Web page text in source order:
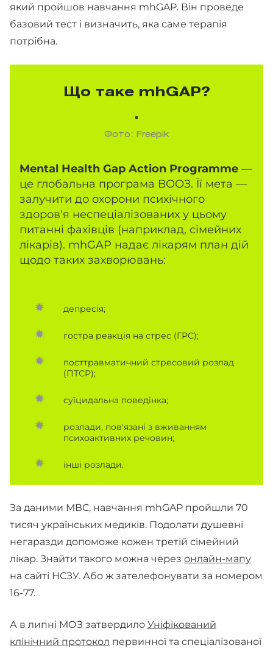
який пройшов навчання mhGAP. Він проведе
базовий тест і визначить, яка саме терапія
потрібна.
Що таке mhGAP?
Фото: Freepik
Mental Health Gap Action Programme —
це глобальна програма ВООЗ. Її мета —
залучити до охорони психічного
здоров'я неспеціалізованих у цьому
питанні фахівців (наприклад, сімейних
лікарів). mhGAP надає лікарям план дій
щодо таких захворювань:
депресія;
гостра реакція на стрес (ГРС);
посттравматичний стресовий розлад
(ПТСР);
суїцидальна поведінка;
розлади, пов'язані з вживанням
психоактивних речовин;
інші розлади.
За даними МВС, навчання mhGAP пройшли 70
тисяч українських медиків. Подолати душевні
негаразди допоможе кожен третій сімейний
лікар. Знайти такого можна через онлайн-мапу
на сайті НСЗУ. Або ж зателефонувати за номером
16-77.
А в липні МОЗ затвердило Уніфікований
клінічний протокол первинної та спеціалізованої